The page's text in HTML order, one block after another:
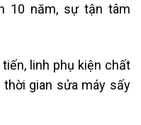
10 năm, sự tận tâm
linh phụ kiện chất
thời gian sửa máy sấy